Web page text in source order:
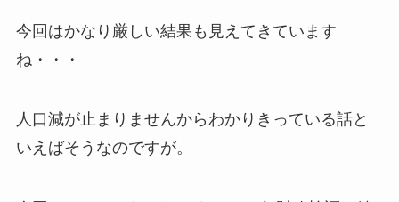
今回はかなり厳しい結果も見えてきています
ね・・・
人口減が止まりませんからわかりきっている話と
いえばそうなのですが。